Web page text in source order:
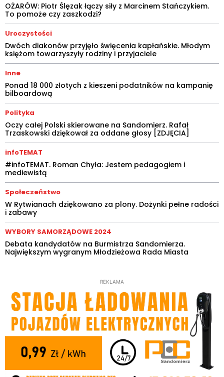
OŻARÓW: Piotr Ślęzak łączy siły z Marcinem Stańczykiem.
To pomoże czy zaszkodzi?
Uroczystości
Dwóch diakonów przyjęło święcenia kapłańskie. Młodym
księżom towarzyszyły rodziny i przyjaciele
Inne
Ponad 18 000 złotych z kieszeni podatników na kampanię
bilboardową
Polityka
Oczy całej Polski skierowane na Sandomierz. Rafał
Trzaskowski dziękował za oddane głosy [ZDJĘCIA]
infoTEMAT
#infoTEMAT. Roman Chyła: Jestem pedagogiem i
mediewistą
Społeczeństwo
W Rytwianach dziękowano za plony. Dożynki pełne radości
i zabawy
WYBORY SAMORZĄDOWE 2024
Debata kandydatów na Burmistrza Sandomierza.
Największym wygranym Młodzieżowa Rada Miasta
REKLAMA